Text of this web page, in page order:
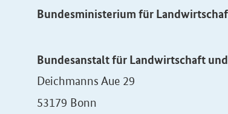
Bundesministerium für
Bundesanstalt für Landwirtschaft
Deichmanns Aue 29
53179 Bonn